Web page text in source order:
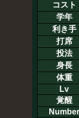
コスト
学年
利き手
打席
投法
身長
体重
Lv
覚醒
Number